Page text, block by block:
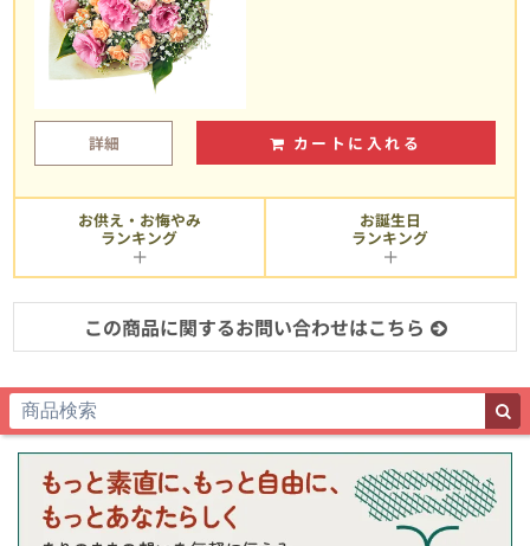
詳細 カートに入れる
お供え・お悔やみ
ランキング
お誕生日
ランキング
この商品に関するお問い合わせはこちら